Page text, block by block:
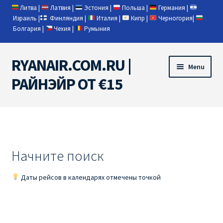
Литва | Латвия | Эстония | Польша | Германия |
Израиль | Финляндия | Италия | Кипр | Черногория|
Болгария | Чехия | Румыния
Skip
to
navigation
Skip
to
content
RYANAIR.COM.RU |
РАЙНЭЙР ОТ €15
Menu
RYANAIR PL ОТ € 9
Начните поиск
Даты рейсов в календарях отмечены точкой